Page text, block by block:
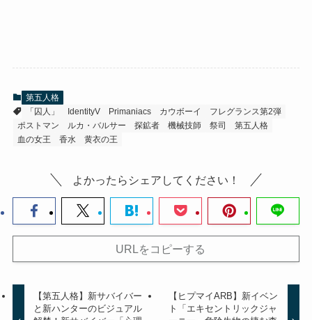
第五人格
「囚人」
IdentityV Primaniacs カウボーイ
フレグランス第2弾
ポストマン
ルカ・バルサー 探鉱者 機械技師 祭司
第五人格
血の女王
香水 黄衣の王
よかったらシェアしてください！
URLをコピーする
【第五人格】新サバイバー
と新ハンターのビジュアル
【ヒプマイARB】新イベン
ト「エキセントリックジャ